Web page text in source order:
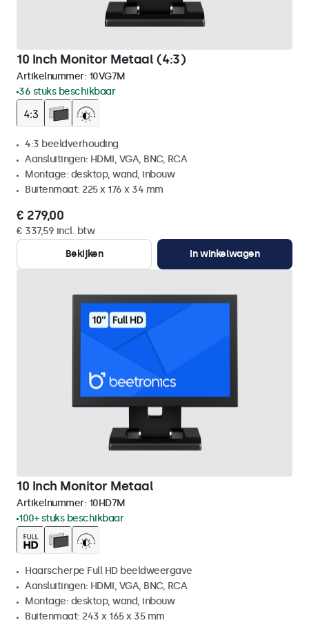
10 Inch Monitor Metaal (4:3)
Artikelnummer: 10VG7M
36 stuks beschikbaar
4:3 beeldverhouding
Aansluitingen: HDMI, VGA, BNC, RCA
Montage: desktop, wand, inbouw
Buitenmaat: 225 x 176 x 34 mm
€ 279,00
€ 337,59 incl. btw
Bekijken
In winkelwagen
10 Inch Monitor Metaal
Artikelnummer: 10HD7M
100+ stuks beschikbaar
Haarscherpe Full HD beeldweergave
Aansluitingen: HDMI, VGA, BNC, RCA
Montage: desktop, wand, inbouw
Buitenmaat: 243 x 165 x 35 mm